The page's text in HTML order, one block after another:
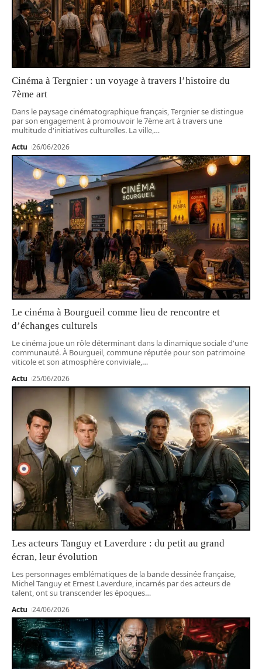
Cinéma à Tergnier : un voyage à travers l’histoire du
7ème art
Dans le paysage cinématographique français, Tergnier se distingue
par son engagement à promouvoir le 7ème art à travers une
multitude d'initiatives culturelles. La ville,…
Actu 26/06/2026
Le cinéma à Bourgueil comme lieu de rencontre et
d’échanges culturels
Le cinéma joue un rôle déterminant dans la dinamique sociale d'une
communauté. À Bourgueil, commune réputée pour son patrimoine
viticole et son atmosphère conviviale, …
Actu 25/06/2026
Les acteurs Tanguy et Laverdure : du petit au grand
écran, leur évolution
Les personnages emblématiques de la bande dessinée française,
Michel Tanguy et Ernest Laverdure, incarnés par des acteurs de
talent, ont su transcender les époques…
Actu 24/06/2026